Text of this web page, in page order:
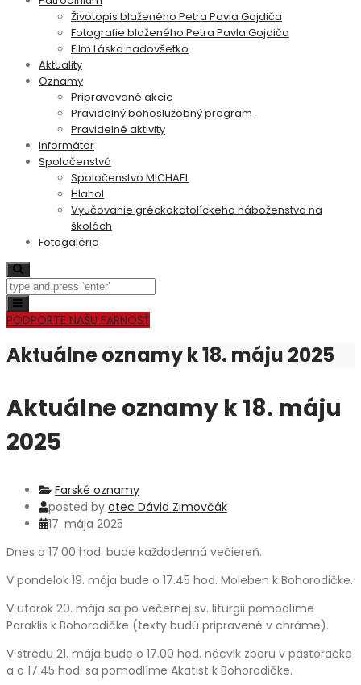
Životopis blaženého Petra Pavla Gojdiča
Fotografie blaženého Petra Pavla Gojdiča
Film Láska nadovšetko
Aktuality
Oznamy
Pripravované akcie
Pravidelný bohoslužobný program
Pravidelné aktivity
Informátor
Spoločenstvá
Spoločenstvo MICHAEL
Hlahol
Vyučovanie gréckokatolíckeho náboženstva na
školách
Fotogaléria
Toggle
navigation
PODPORTE NAŠU FARNOSŤ
Aktuálne oznamy k 18. máju 2025
Aktuálne oznamy k 18. máju
2025
Farské oznamy
posted by otec Dávid Zimovčák
17. mája 2025
Dnes o 17.00 hod. bude každodenná večiereň.
V pondelok 19. mája bude o 17.45 hod. Moleben k Bohorodičke.
V utorok 20. mája sa po večernej sv. liturgii pomodlíme
Paraklis k Bohorodičke (texty budú pripravené v chráme).
V stredu 21. mája bude o 17.00 hod. nácvik zboru v pastoračke
a o 17.45 hod. sa pomodlíme Akatist k Bohorodičke.